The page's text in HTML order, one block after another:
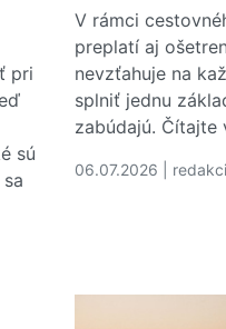
pri
sú
V rámci
preplatí aj
nevzťahuje na
splniť jednu
zabúdajú. Čítajte
06.07.2026 |
Čítať viac o